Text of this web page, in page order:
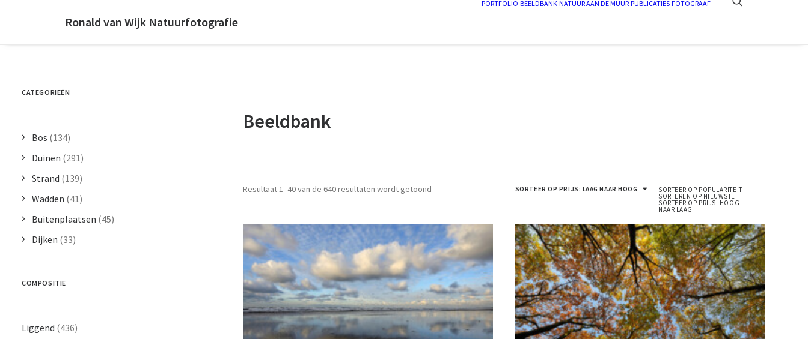
Ronald van Wijk Natuurfotografie
PORTFOLIO BEELDBANK NATUUR AAN DE MUUR PUBLICATIES FOTOGRAAF
CATEGORIEËN
Bos (134)
Duinen (291)
Strand (139)
Wadden (41)
Buitenplaatsen (45)
Dijken (33)
COMPOSITIE
Liggend (436)
Beeldbank
Resultaat 1–40 van de 640 resultaten wordt getoond
naar
hoog
SORTEER OP PRIJS: LAAG NAAR HOOG SORTEER OP POPULARITEIT
SORTEREN OP NIEUWSTE
SORTEER OP PRIJS: HOOG
NAAR LAAG